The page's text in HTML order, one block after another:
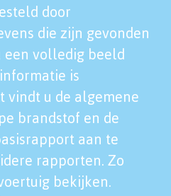
door
die zijn gevonden
een volledig beeld
is
vindt u de algemene
brandstof en de
aan te
rapporten. Zo
bekijken.